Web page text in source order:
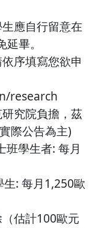
應自行留意在
畢。
序填寫您欲申
research
究院負擔，茲
際公告為主)
學生者: 每月
: 每月1,250歐
估計100歐元